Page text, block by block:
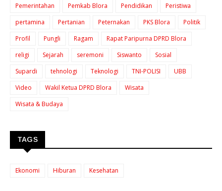
Pemerintahan
Pemkab Blora Pendidikan
Peristiwa
pertamina
Pertanian Peternakan PKS Blora
Politik
Profil
Pungli Ragam
Rapat Paripurna DPRD Blora
religi
Sejarah seremoni Siswanto
Sosial
Supardi
tehnologi Teknologi TNI-POLISI
UBB
Video
Wakil Ketua DPRD Blora
Wisata
Wisata & Budaya
TAGS
Ekonomi Hiburan Kesehatan